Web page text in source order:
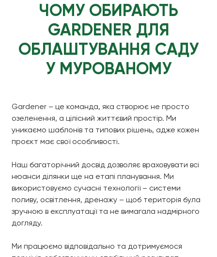
ЧОМУ ОБИРАЮТЬ
GARDENER ДЛЯ
ОБЛАШТУВАННЯ САДУ
У МУРОВАНОМУ
Gardener – це команда, яка створює не просто
озеленення, а цілісний життєвий простір. Ми
уникаємо шаблонів та типових рішень, адже кожен
проєкт має свої особливості.
Наш багаторічний досвід дозволяє враховувати всі
нюанси ділянки ще на етапі планування. Ми
використовуємо сучасні технології – системи
поливу, освітлення, дренажу – щоб територія була
зручною в експлуатації та не вимагала надмірного
догляду.
Ми працюємо відповідально та дотримуємося